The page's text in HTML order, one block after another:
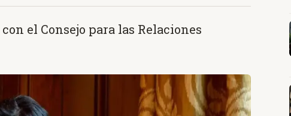
el Consejo para las Relaciones